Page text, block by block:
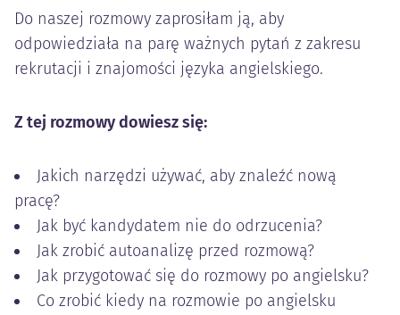
Do naszej rozmowy zaprosiłam ją, aby
odpowiedziała na parę ważnych pytań z zakresu
rekrutacji i znajomości języka angielskiego.
Z tej rozmowy dowiesz się:
Jakich narzędzi używać, aby znaleźć nową
pracę?
Jak być kandydatem nie do odrzucenia?
Jak zrobić autoanalizę przed rozmową?
Jak przygotować się do rozmowy po angielsku?
Co zrobić kiedy na rozmowie po angielsku